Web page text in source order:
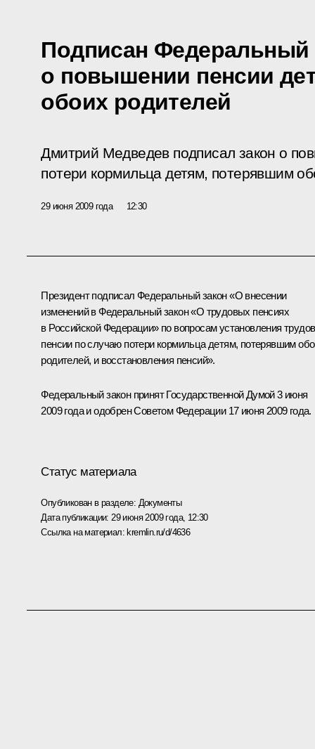
Подписан Федеральный
о повышении пенсии
обоих родителей
Дмитрий Медведев подписал закон о
потери кормильца детям, потерявшим
29 июня 2009 года 12:30
Президент подписал Федеральный закон «О внесении
изменений в Федеральный закон «О трудовых пенсиях
в Российской Федерации» по вопросам установления
пенсии по случаю потери кормильца детям, потерявшим
родителей, и восстановления пенсий».
Федеральный закон принят Государственной Думой 3 июня
2009 года и одобрен Советом Федерации 17 июня 2009 года.
Статус материала
Опубликован в разделе: Документы
Дата публикации: 29 июня 2009 года, 12:30
Ссылка на материал: kremlin.ru/d/4636